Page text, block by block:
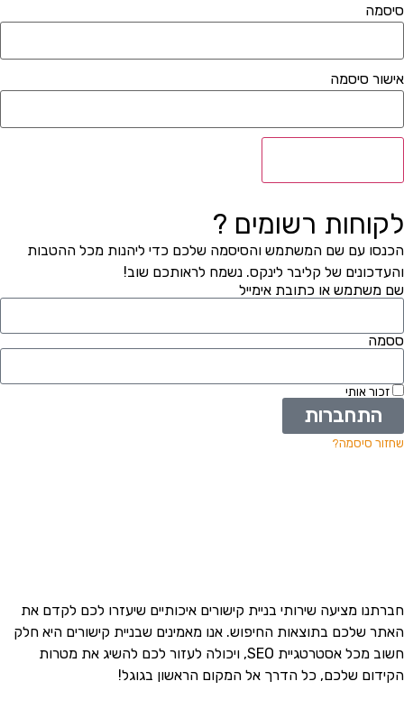
סיסמה
אישור סיסמה
לקוחות רשומים ?
הכנסו עם שם המשתמש והסיסמה שלכם כדי ליהנות מכל ההטבות
והעדכונים של קליבר לינקס. נשמח לראותכם שוב!
שם משתמש או כתובת אימייל
ססמה
זכור אותי
התחברות
שחזור סיסמה?
חברתנו מציעה שירותי בניית קישורים איכותיים שיעזרו לכם לקדם את
האתר שלכם בתוצאות החיפוש. אנו מאמינים שבניית קישורים היא חלק
חשוב מכל אסטרטגיית SEO, ויכולה לעזור לכם להשיג את מטרות
הקידום שלכם, כל הדרך אל המקום הראשון בגוגל!